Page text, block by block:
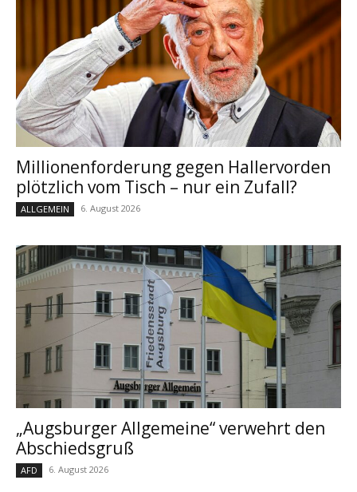
Millionenforderung gegen Hallervorden
plötzlich vom Tisch – nur ein Zufall?
ALLGEMEIN 6. August 2026
„Augsburger Allgemeine“ verwehrt den
Abschiedsgruß
AFD 6. August 2026